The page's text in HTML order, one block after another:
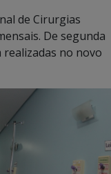
de Cirurgias
De segunda
no novo